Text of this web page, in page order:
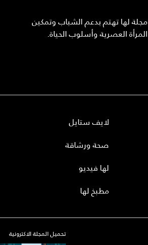
مجلة لها تهتم بدعم الشباب وتمكين
المرأة العصرية وأسلوب الحياة.
لايف ستايل
صحة ورشاقة
لها فيديو
مطبخ لها
تحميل المجلة الاكترونية